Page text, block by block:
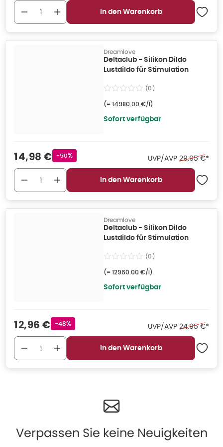
In den Warenkorb
Dreamlove
Deltaclub - Silikon Dildo
Lustdildo für Stimulation
(0)
(= 14980.00 €/l)
Sofort verfügbar
Verkaufspreis
14,98 € Rabattstempel
-50% UVP/AVP Ehemaliger
29,95 €*
In den Warenkorb
Dreamlove
Deltaclub - Silikon Dildo
Lustdildo für Stimulation
(0)
(= 12960.00 €/l)
Sofort verfügbar
Verkaufspreis
12,96 € Rabattstempel
-48% UVP/AVP Ehemaliger
24,95 €*
In den Warenkorb
Verpassen Sie keine Neuigkeiten